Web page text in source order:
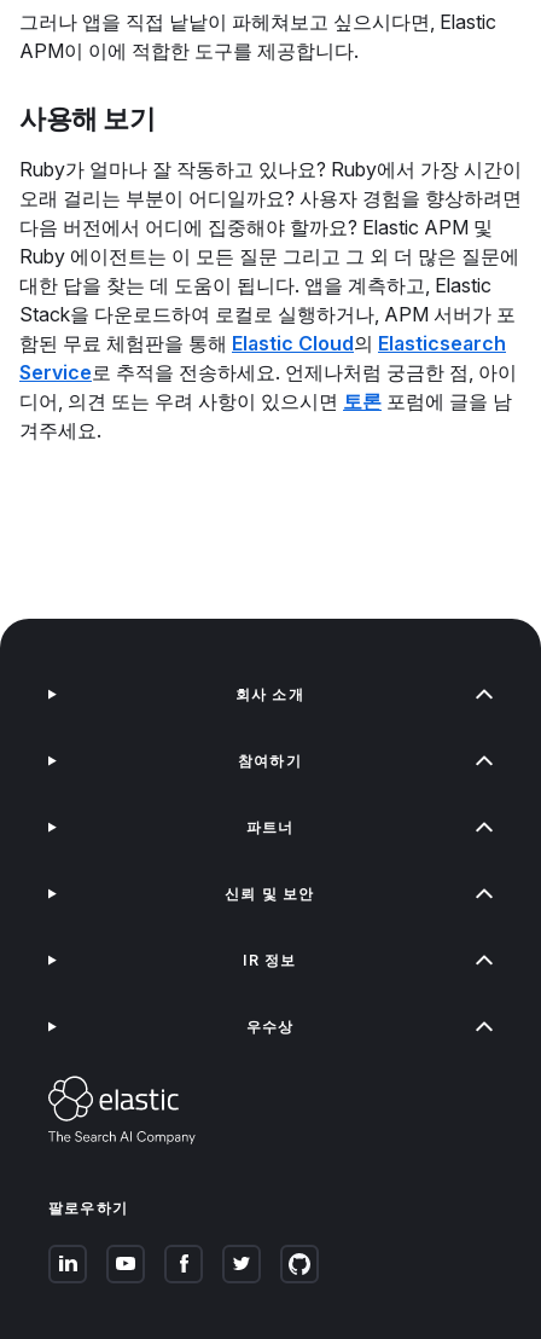
그러나 앱을 직접 낱낱이 파헤쳐보고 싶으시다면, Elastic
APM이 이에 적합한 도구를 제공합니다.
사용해 보기
Ruby가 얼마나 잘 작동하고 있나요? Ruby에서 가장 시간이
오래 걸리는 부분이 어디일까요? 사용자 경험을 향상하려면
다음 버전에서 어디에 집중해야 할까요? Elastic APM 및
Ruby 에이전트는 이 모든 질문 그리고 그 외 더 많은 질문에
대한 답을 찾는 데 도움이 됩니다. 앱을 계측하고, Elastic
Stack을 다운로드하여 로컬로 실행하거나, APM 서버가 포
함된 무료 체험판을 통해 Elastic Cloud의 Elasticsearch
Service로 추적을 전송하세요. 언제나처럼 궁금한 점, 아이
디어, 의견 또는 우려 사항이 있으시면 토론 포럼에 글을 남
겨주세요.
팔로우하기
회사 소개
참여하기
파트너
신뢰 및 보안
IR 정보
우수상